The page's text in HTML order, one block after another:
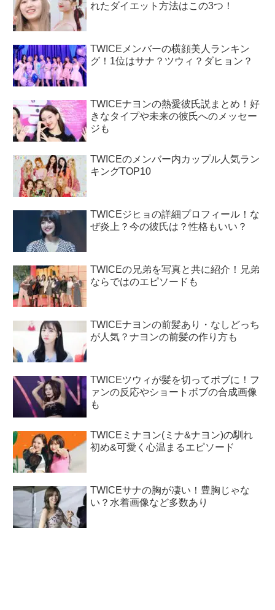
れたダイエット方法はこの3つ！
TWICEメンバーの横顔美人ランキン
グ！1位はサナ？ツウィ？ダヒョン？
TWICEナヨンの熱愛彼氏説まとめ！好
きなタイプや未来の彼氏へのメッセー
ジも
TWICEのメンバー内カップル人気ラン
キングTOP10
TWICEジヒョの詳細プロフィール！な
ぜ炎上？今の彼氏は？性格もいい？
TWICEの兄弟を写真と共に紹介！兄弟
ならではのエピソードも
TWICEナヨンの前髪あり・なしどっち
が人気？ナヨンの前髪の作り方も
TWICEツウィが髪を切ってボブに！フ
ァンの反応やショートボブの合成画像
も
TWICEミナヨン(ミナ&ナヨン)の馴れ
初め&可愛く心温まるエピソード
TWICEサナの胸が凄い！豊胸じゃな
い？水着画像など多数あり